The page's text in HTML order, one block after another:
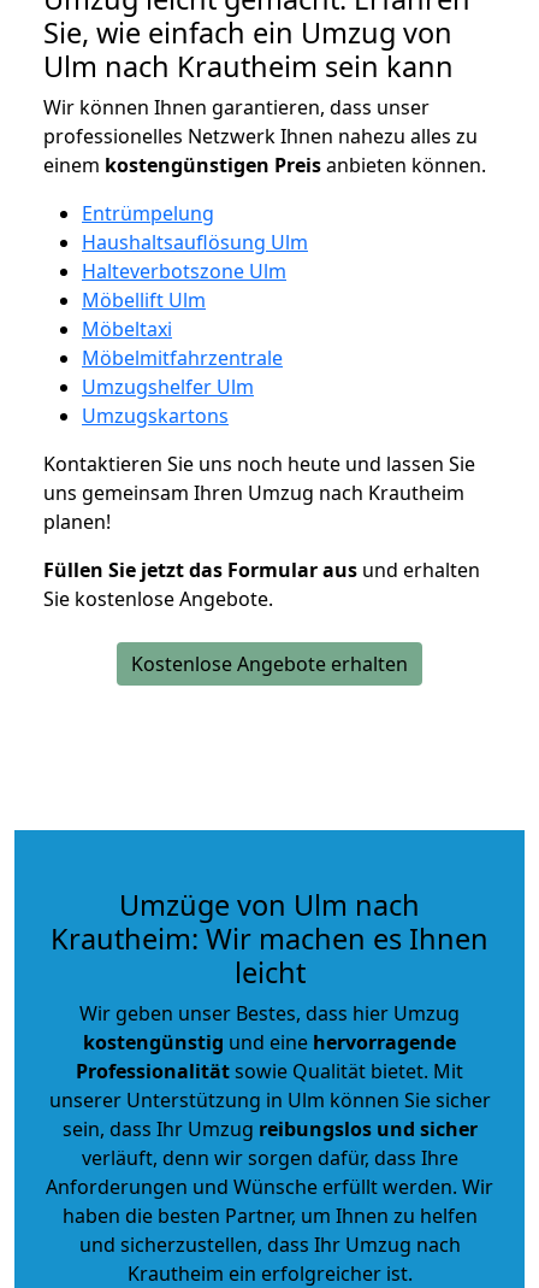
Sie, wie einfach ein Umzug von
Ulm nach Krautheim sein kann
Wir können Ihnen garantieren, dass unser
professionelles Netzwerk Ihnen nahezu alles zu
einem kostengünstigen Preisanbieten können.
Entrümpelung
Haushaltsauflösung Ulm
Halteverbotszone Ulm
Möbellift Ulm
Möbeltaxi
Möbelmitfahrzentrale
Umzugshelfer Ulm
Umzugskartons
Kontaktieren Sie uns noch heute und lassen Sie
uns gemeinsam Ihren Umzug nach Krautheim
planen!
Füllen Sie jetzt das Formular aus und erhalten
Sie kostenlose Angebote.
Kostenlose Angebote erhalten
Umzüge von Ulm nach
Krautheim: Wir machen es Ihnen
leicht
Wir geben unser Bestes, dass hier Umzug
kostengünstig und eine hervorragende
Professionalitätsowie Qualität bietet. Mit
unserer Unterstützung in Ulm können Sie sicher
sein, dass Ihr Umzug reibungslos und sicher
verläuft, denn wir sorgen dafür, dass Ihre
Anforderungen und Wünsche erfüllt werden. Wir
haben die besten Partner, um Ihnen zu helfen
und sicherzustellen, dass Ihr Umzug nach
Krautheim ein erfolgreicher ist.